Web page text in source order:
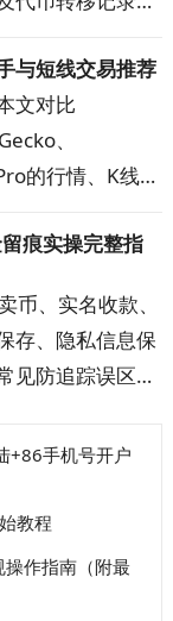
快速定位问题。
与短线交易推荐
文对比
、
的行情、K线、
的数据核对方
痕实操完整指
币、实名收款、
存、隐私信息保
见防追踪误区。
时也更容易提交
+86手机号开户
教程
作指南（附最